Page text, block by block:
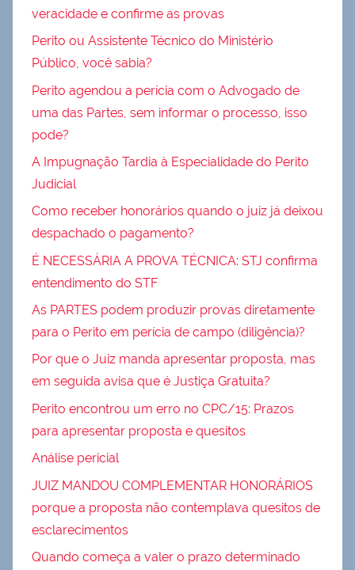
veracidade e confirme as provas
Perito ou Assistente Técnico do Ministério
Público, você sabia?
Perito agendou a perícia com o Advogado de
uma das Partes, sem informar o processo, isso
pode?
A Impugnação Tardia à Especialidade do Perito
Judicial
Como receber honorários quando o juiz já deixou
despachado o pagamento?
É NECESSÁRIA A PROVA TÉCNICA: STJ confirma
entendimento do STF
As PARTES podem produzir provas diretamente
para o Perito em perícia de campo (diligência)?
Por que o Juiz manda apresentar proposta, mas
em seguida avisa que é Justiça Gratuita?
Perito encontrou um erro no CPC/15: Prazos
para apresentar proposta e quesitos
Análise pericial
JUIZ MANDOU COMPLEMENTAR HONORÁRIOS
porque a proposta não contemplava quesitos de
esclarecimentos
Quando começa a valer o prazo determinado